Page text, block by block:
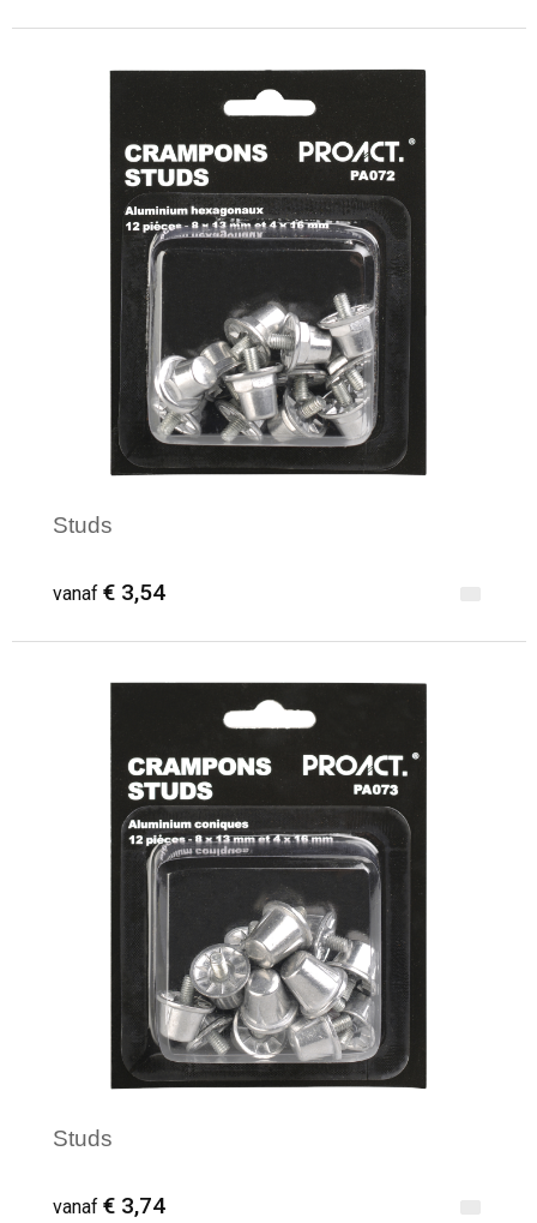
Minimale afname: 1
Studs
vanaf € 3,54
Minimale afname: 1
Studs
vanaf € 3,74